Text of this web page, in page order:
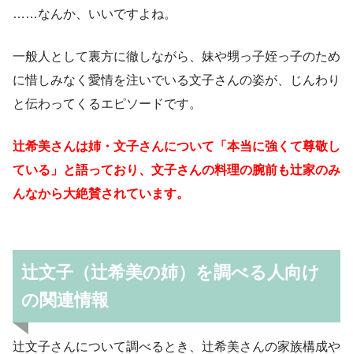
……なんか、いいですよね。
一般人として裏方に徹しながら、妹や甥っ子姪っ子のため
に惜しみなく愛情を注いでいる文子さんの姿が、じんわり
と伝わってくるエピソードです。
辻希美さんは姉・文子さんについて「本当に強くて尊敬し
ている」と語っており、文子さんの料理の腕前も辻家のみ
んなから大絶賛されています。
辻文子（辻希美の姉）を調べる人向け
の関連情報
辻文子さんについて調べるとき、辻希美さんの家族構成や